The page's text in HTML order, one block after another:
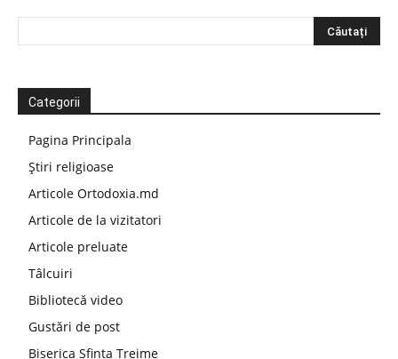
Categorii
Pagina Principala
Știri religioase
Articole Ortodoxia.md
Articole de la vizitatori
Articole preluate
Tâlcuiri
Bibliotecă video
Gustări de post
Biserica Sfinta Treime